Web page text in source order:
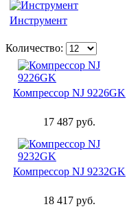
Инструмент
Количество:
Компрессор NJ 9226GK
17 487 руб.
Компрессор NJ 9232GK
18 417 руб.